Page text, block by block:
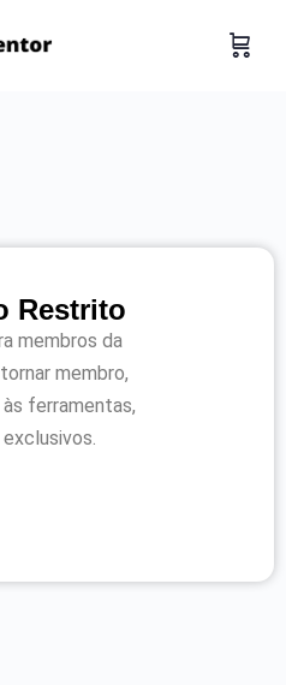
Restrito
membros da
membro,
ferramentas,